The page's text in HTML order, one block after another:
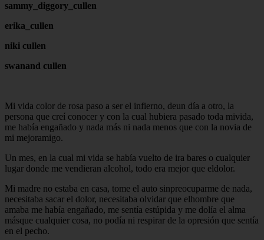
sammy_diggory_cullen
erika_cullen
niki cullen
swanand cullen
Mi vida color de rosa paso a ser el infierno, deun día a otro, la
persona que creí conocer y con la cual hubiera pasado toda mivida,
me había engañado y nada más ni nada menos que con la novia de
mi mejoramigo.
Un mes, en la cual mi vida se había vuelto de ira bares o cualquier
lugar donde me vendieran alcohol, todo era mejor que eldolor.
Mi madre no estaba en casa, tome el auto sinpreocuparme de nada,
necesitaba sacar el dolor, necesitaba olvidar que elhombre que
amaba me había engañado, me sentía estúpida y me dolía el alma
másque cualquier cosa, no podía ni respirar de la opresión que sentía
en el pecho.